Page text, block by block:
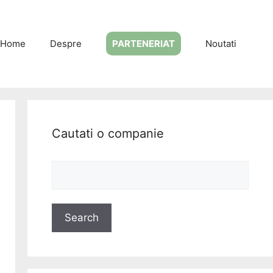
Home Despre PARTENERIAT Noutati
Cautati o companie